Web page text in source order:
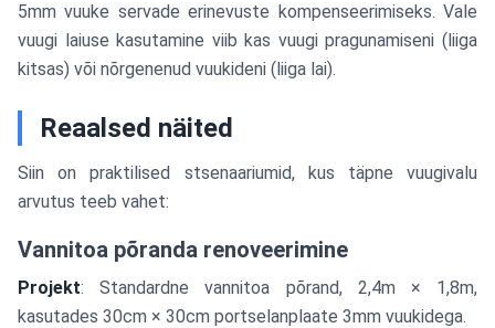
5mm vuuke servade erinevuste kompenseerimiseks. Vale
vuugi laiuse kasutamine viib kas vuugi pragunamiseni (liiga
kitsas) või nõrgenenud vuukideni (liiga lai).
Reaalsed näited
Siin on praktilised stsenaariumid, kus täpne vuugivalu
arvutus teeb vahet:
Vannitoa põranda renoveerimine
Projekt: Standardne vannitoa põrand, 2,4m × 1,8m,
kasutades 30cm × 30cm portselanplaate 3mm vuukidega.